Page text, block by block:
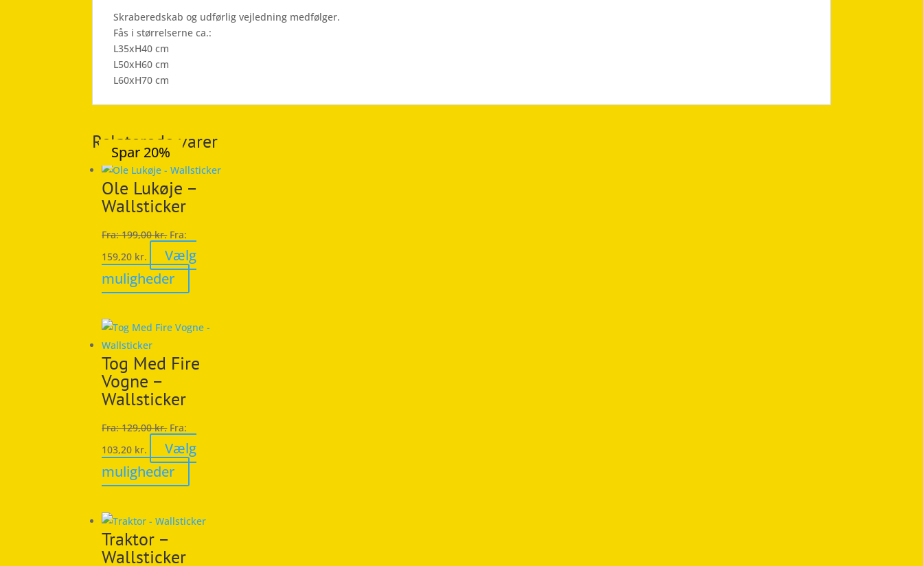
Skraberedskab og udførlig vejledning medfølger.
Fås i størrelserne ca.:
L35xH40 cm
L50xH60 cm
L60xH70 cm
Relaterede varer
Spar 20%
Ole Lukøje –
Wallsticker
Fra:199,00kr. Fra:
159,20 kr.
Vælg
muligheder
vare
flere
Mulighederne
varesiden
Spar 19%
Tog Med Fire
Vogne –
Wallsticker
Fra:129,00kr. Fra:
103,20 kr.
Vælg
muligheder
vare
flere
Spar 20%
Traktor –
Wallsticker
Spar 21%
Spar 20%